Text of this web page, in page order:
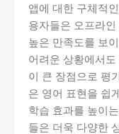
앱에 대한 구체적
용자들은 오프라
높은 만족도를 보
어려운 상황에서
이 큰 장점으로 평
은 영어 표현을 쉽
학습 효과를 높이
들은 더욱 다양한